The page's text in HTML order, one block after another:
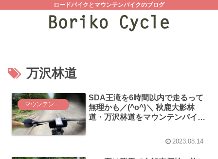
ロードバイクとマウンテンバイクのブログ
万沢林道
マウンテンバイク
SDA王滝を6時間以内で走るって
無理かも／(^o^)＼ 秋鹿大影林
道・万沢林道をマウンテンバイク
2023.08.14